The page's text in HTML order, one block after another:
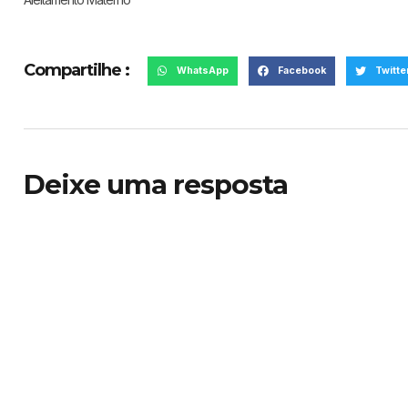
Compartilhe : WhatsApp Facebook
Deixe uma resposta